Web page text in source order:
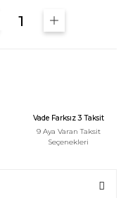
Vade Farksız 3 Taksit
9 Aya Varan Taksit
Seçenekleri